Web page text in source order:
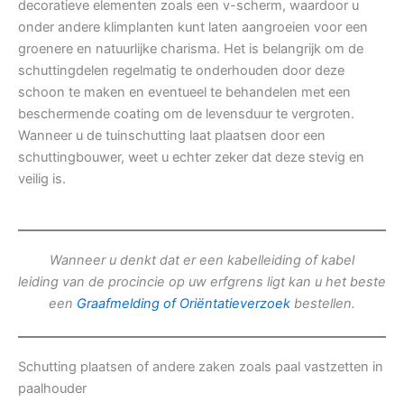
decoratieve elementen zoals een v-scherm, waardoor u
onder andere klimplanten kunt laten aangroeien voor een
groenere en natuurlijke charisma. Het is belangrijk om de
schuttingdelen regelmatig te onderhouden door deze
schoon te maken en eventueel te behandelen met een
beschermende coating om de levensduur te vergroten.
Wanneer u de tuinschutting laat plaatsen door een
schuttingbouwer, weet u echter zeker dat deze stevig en
veilig is.
Wanneer u denkt dat er een kabelleiding of kabel
leiding van de procincie op uw erfgrens ligt kan u het beste
een Graafmelding of Oriëntatieverzoek bestellen.
Schutting plaatsen of andere zaken zoals paal vastzetten in
paalhouder